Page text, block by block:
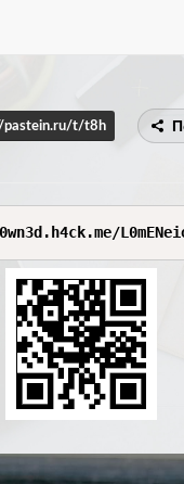
pastein.ru/t/t8h